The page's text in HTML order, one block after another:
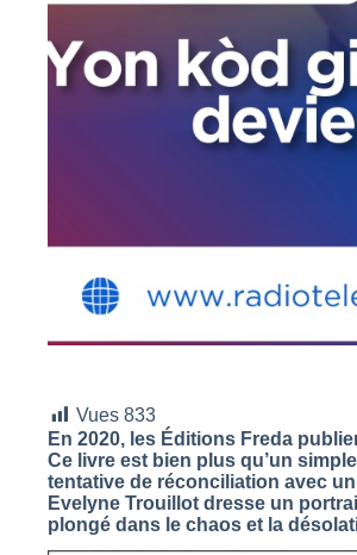
Vues 833
En 2020, les Éditions Freda
Ce livre est bien plus qu’un
tentative de réconciliation avec
Evelyne Trouillot dresse un
plongé dans le chaos et la